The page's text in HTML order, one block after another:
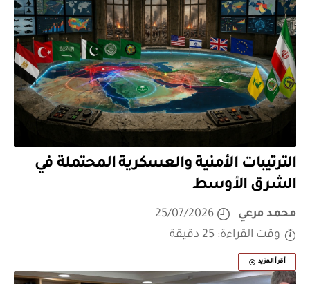
الترتيبات الأمنية والعسكرية المحتملة في
الشرق الأوسط
محمد مرعي
25/07/2026
وقت القراءة: 25 دقيقة
أقرأ المزيد